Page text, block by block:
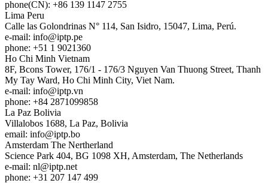
phone(CN): +86 139 1147 2755
Lima Peru
Calle las Golondrinas N° 114, San Isidro, 15047, Lima, Perú.
e-mail: info
iptp.pe
phone: +51 1 9021360
Ho Chi Minh Vietnam
8F, Bcons Tower, 176/1 - 176/3 Nguyen Van Thuong Street, Thanh
My Tay Ward, Ho Chi Minh City, Viet Nam.
e-mail: info
iptp.vn
phone: +84 2871099858
La Paz Bolivia
Villalobos 1688, La Paz, Bolivia
email: info
iptp.bo
Amsterdam The Nertherland
Science Park 404, BG 1098 XH, Amsterdam, The Netherlands
e-mail: nl
iptp.net
phone: +31 207 147 499